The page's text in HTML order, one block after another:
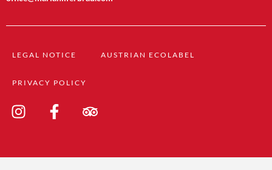
LEGAL NOTICE AUSTRIAN ECOLABEL
PRIVACY POLICY